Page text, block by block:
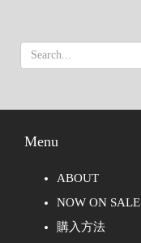
Menu
ABOUT
NOW ON SALE
購入方法